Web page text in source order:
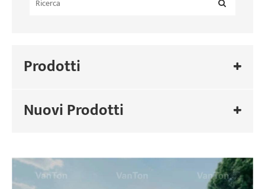
Prodotti
Nuovi Prodotti